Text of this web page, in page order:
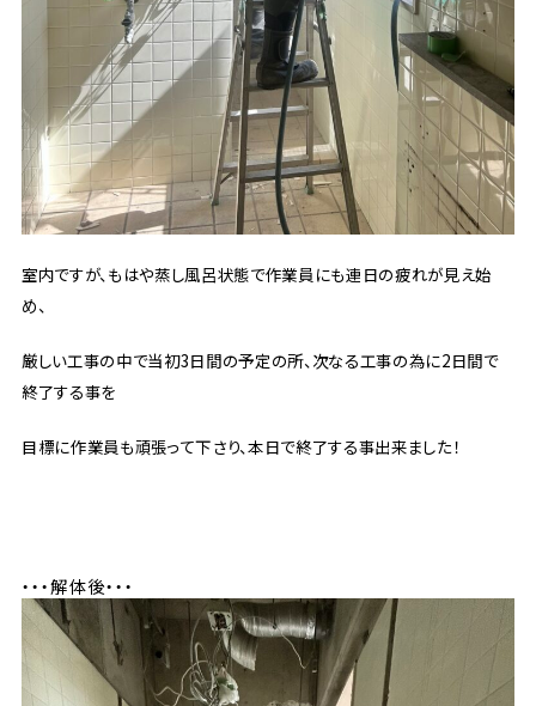
室内ですが、もはや蒸し風呂状態で作業員にも連日の疲れが見え始
め、
厳しい工事の中で当初3日間の予定の所、次なる工事の為に2日間で
終了する事を
目標に作業員も頑張って下さり、本日で終了する事出来ました！
・・・解体後・・・